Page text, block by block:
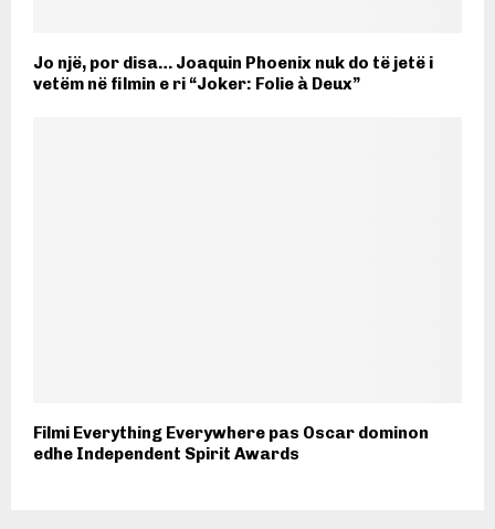
Jo një, por disa… Joaquin Phoenix nuk do të jetë i
vetëm në filmin e ri “Joker: Folie à Deux”
Filmi Everything Everywhere pas Oscar dominon
edhe Independent Spirit Awards